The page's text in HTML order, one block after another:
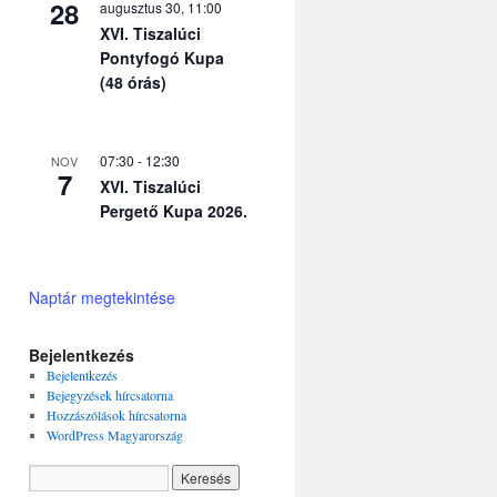
28 augusztus 30, 11:00
XVI. Tiszalúci
Pontyfogó Kupa
(48 órás)
NOV
7
07:30 - 12:30
XVI. Tiszalúci
Pergető Kupa 2026.
Naptár megtekintése
Bejelentkezés
Bejelentkezés
Bejegyzések hírcsatorna
Hozzászólások hírcsatorna
WordPress Magyarország